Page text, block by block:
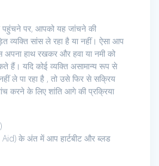
पहुंचने पर, आपको यह जांचने की
व्यक्ति सांस ले रहा है या नहीं। ऐसा आप
हाथ रखकर और हवा या नमी को
हैं। यदि कोई व्यक्ति असामान्य रूप से
ले पा रहा है , तो उसे फिर से सक्रिय
करने के लिए शांति आगे की प्रक्रिया
Aid) के अंत में आप हार्टबीट और ब्लड